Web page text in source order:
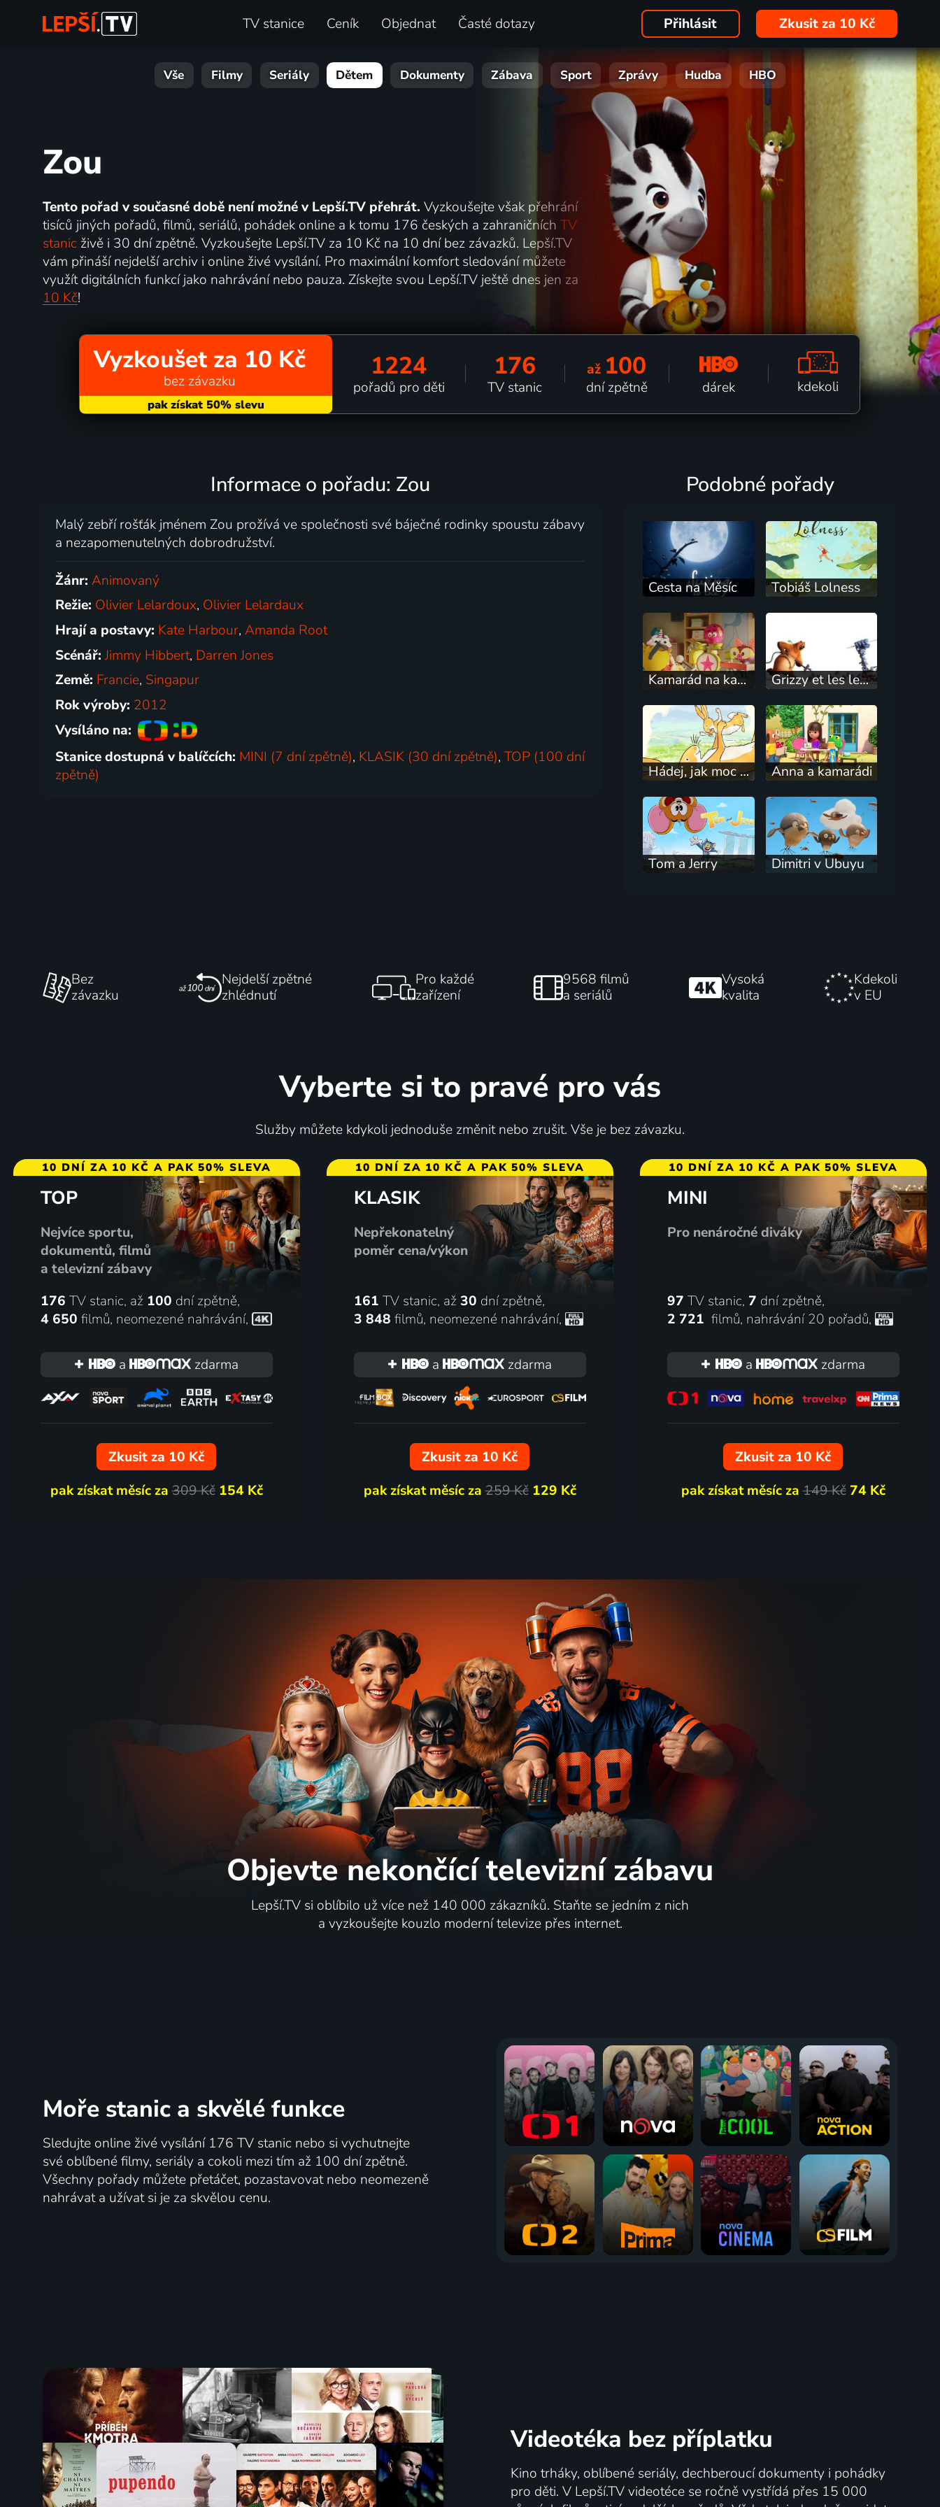
TV stanice Ceník Objednat Časté dotazy Přihlásit Zkusit za 10 Kč
Vše Filmy Seriály Dětem Dokumenty Zábava Sport Zprávy Hudba HBO
Zou
Tento pořad v současné době není možné v Lepší.TV přehrát. Vyzkoušejte však přehrání
tisíců jiných pořadů, filmů, seriálů, pohádek online a k tomu 176 českých a zahraničních TV
stanicživě i 30 dní zpětně. Vyzkoušejte Lepší.TV za 10 Kč na 10 dní bez závazků. Lepší.TV
vám přináší nejdelší archiv i online živé vysílání. Pro maximální komfort sledování můžete
využít digitálních funkcí jako nahrávání nebo pauza. Získejte svou Lepší.TV ještě dnes jen za
10 Kč!
Vyzkoušet za 10 Kč
bez závazku 1224
pořadů pro děti
176
TV stanic
až 100
dní zpětně dárek kdekoli
Informace o pořadu: Zou
Malý zebří rošťák jménem Zou prožívá ve společnosti své báječné rodinky spoustu zábavy
a nezapomenutelných dobrodružství.
Žánr:Animovaný
Režie: Olivier Lelardoux, Olivier Lelardaux
Hrají a postavy: Kate Harbour,Amanda Root
Scénář:Jimmy Hibbert, Darren Jones
Země: Francie, Singapur
Rok výroby: 2012
Vysíláno na:
Stanice dostupná v balíčcích: MINI (7 dní zpětně), KLASIK (30 dní zpětně),TOP (100 dní
zpětně)
Podobné pořady
Cesta na Měsíc Tobiáš Lolness
Kamarád na každý pád Grizzy et les lemmings
Hádej, jak moc tě mám rád Anna a kamarádi
Tom a Jerry Dimitri v Ubuyu
Bez
závazku
Nejdelší zpětné
zhlédnutí
Pro každé
zařízení
9568 filmů
a seriálů
Vysoká
kvalita
Kdekoli
v EU
Vyberte si to pravé pro vás
Služby můžete kdykoli jednoduše změnit nebo zrušit. Vše je bez závazku.
10 DNÍ ZA 10 KČ A PAK 50% SLEVA
TOP
Nejvíce sportu,
dokumentů, filmů
a televizní zábavy
176 TV stanic, až 100 dní zpětně,
4 650 filmů, neomezené nahrávání,
a zdarma
Zkusit za 10 Kč
pak získat měsíc za309 Kč 154 Kč
10 DNÍ ZA 10 KČ A PAK 50% SLEVA
KLASIK
Nepřekonatelný
poměr cena/výkon
161 TV stanic, až 30 dní zpětně,
3 848 filmů, neomezené nahrávání,
a zdarma
Zkusit za 10 Kč
pak získat měsíc za259 Kč 129 Kč
10 DNÍ ZA 10 KČ A PAK 50% SLEVA
MINI
Pro nenáročné diváky
97 TV stanic, 7 dní zpětně,
2 721 filmů, nahrávání 20 pořadů,
a zdarma
Zkusit za 10 Kč
pak získat měsíc za149 Kč 74 Kč
Objevte nekončící televizní zábavu
Lepší.TV si oblíbilo už více než 140 000 zákazníků. Staňte se jedním z nich
a vyzkoušejte kouzlo moderní televize přes internet.
Moře stanic a skvělé funkce
Sledujte online živé vysílání 176 TV stanic nebo si vychutnejte
své oblíbené filmy, seriály a cokoli mezi tím až 100 dní zpětně.
Všechny pořady můžete přetáčet, pozastavovat nebo neomezeně
nahrávat a užívat si je za skvělou cenu.
Videotéka bez příplatku
Kino trháky, oblíbené seriály, dechberoucí dokumenty i pohádky
pro děti. V Lepší.TV videotéce se ročně vystřídá přes 15 000